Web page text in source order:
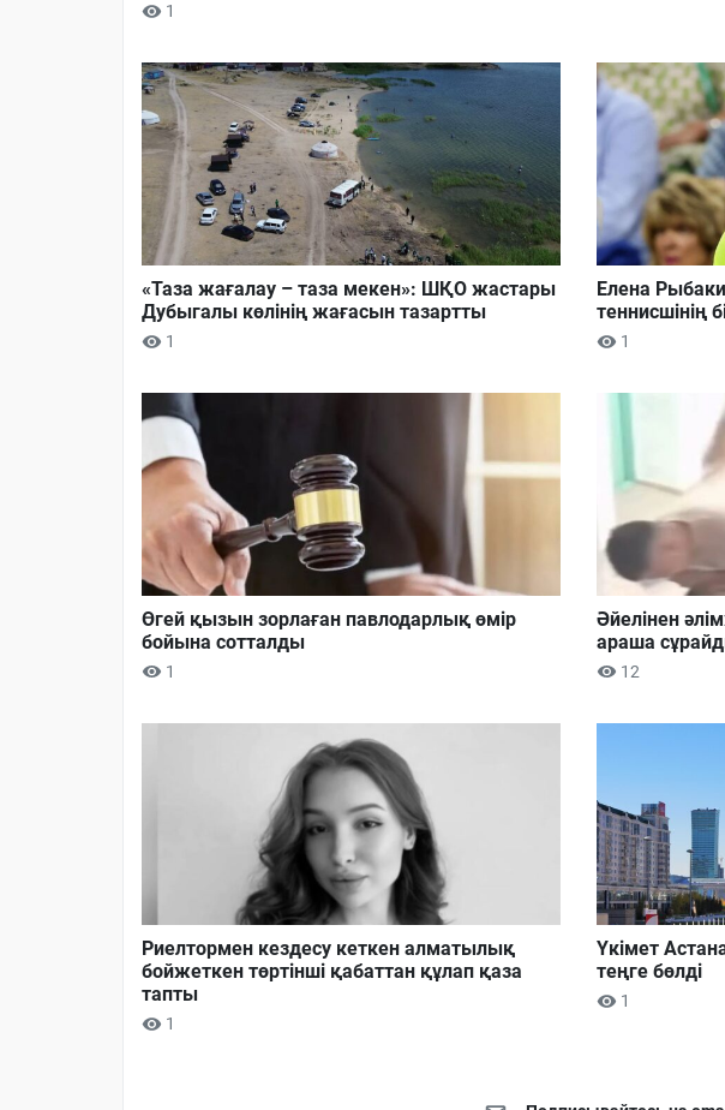
1
«Таза жағалау – таза мекен»: ШҚО жастары
Дубыгалы көлінің жағасын тазартты
1
Елена
теннисшінің
1
Өгей қызын зорлаған павлодарлық өмір
бойына сотталды
1
Әйелінен
араша
12
Риелтормен кездесу кеткен алматылық
бойжеткен төртінші қабаттан құлап қаза
тапты
1
Үкімет
теңге бөлді
1